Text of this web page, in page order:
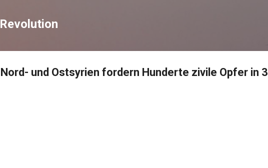
und Ostsyrien fordern Hunderte zivile Opfer in 3